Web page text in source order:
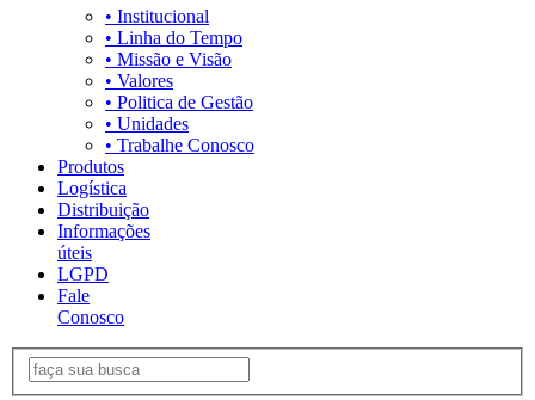
• Institucional
• Linha do Tempo
• Missão e Visão
• Valores
• Politica de Gestão
• Unidades
• Trabalhe Conosco
Produtos
Logística
Distribuição
Informações
úteis
LGPD
Fale
Conosco